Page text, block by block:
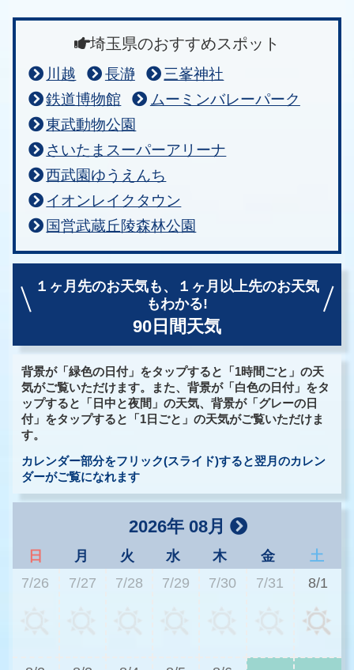
埼玉県のおすすめスポット
川越 長瀞
三峯神社
鉄道博物館
ムーミンバレーパーク
東武動物公園
さいたまスーパーアリーナ
西武園ゆうえんち
イオンレイクタウン
国営武蔵丘陵森林公園
１ヶ月先のお天気も、
１ヶ月以上先のお天気
もわかる!
90日間天気
背景が「緑色の日付」をタップすると「1時間ごと」の天
気がご覧いただけます。また、背景が「白色の日付」をタ
ップすると「日中と夜間」の天気、背景が「グレーの日
付」をタップすると「1日ごと」の天気がご覧いただけま
す。
カレンダー部分をフリック(スライド)すると翌月のカレン
ダーがご覧になれます
2026年 08月
日 月 火 水 木 金
土
7/26
7/27 7/28 7/29 7/30 7/31 8/1